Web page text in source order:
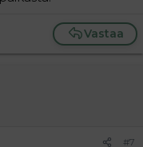
Vastaa
#7